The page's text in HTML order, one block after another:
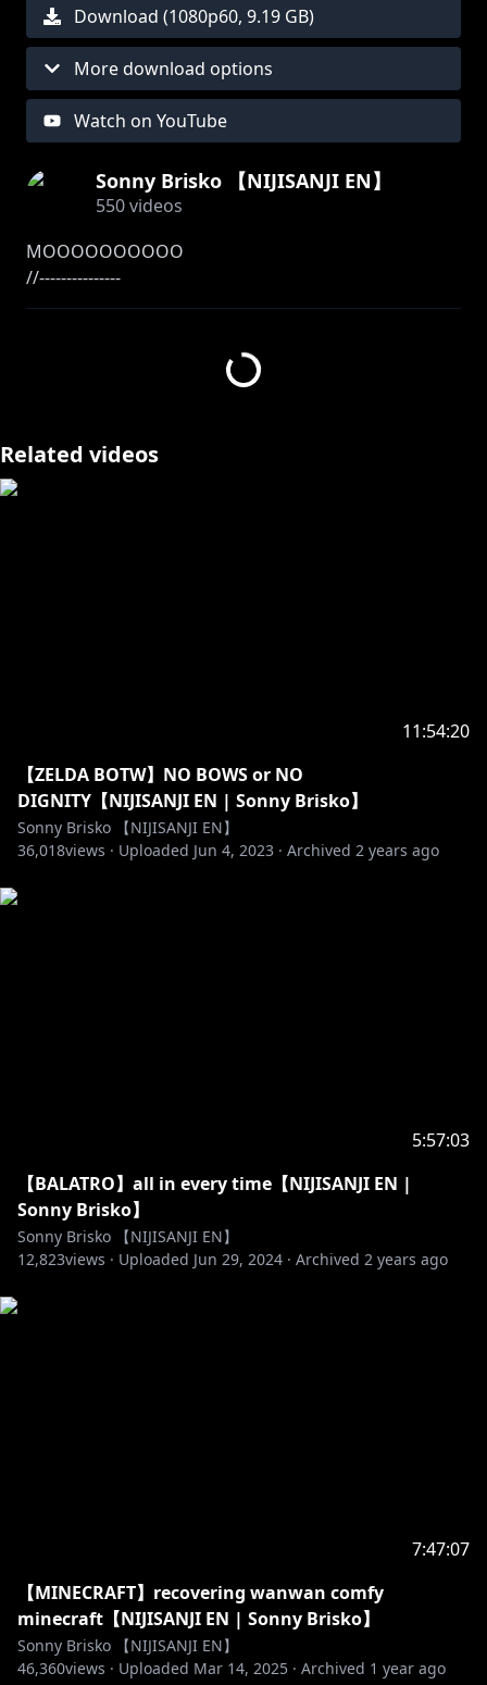
Download (1080p60, 9.19 GB)
More download options
Watch on YouTube
Sonny Brisko 【NIJISANJI EN】
550videos
MOOOOOOOOOO
//---------------
https://www.youtube.com/channel/UCuuAb_72QzK0
https://nijisanji-store.com/collections/sonny-brisko
Meme: #FunnyBrisko
Thumbnail: #Thumbjail
Clip tag: #Brisklips
Assets/Props: #Sonnsets
・Please keep chat on-topic.
・Do not talk about other VTubers or creators
unless I bring them up first. Likewise, please do not
mention me unprompted in other people's chats
と。同じように他の人のところで俺のことを話題にする
こともしないでね。
・コメントは英語か日本語だけでしてほしい。
・絵文字は1コメントにつき3つまでにしてほしい。
・俺が法だ。
Related videos
11:54:20
【ZELDA BOTW】NO BOWS or NO
DIGNITY【NIJISANJI EN | Sonny Brisko】
Sonny Brisko 【NIJISANJI EN】
36,018views · Uploaded Jun 4, 2023 · Archived 2 years ago
5:57:03
【BALATRO】all in every time【NIJISANJI EN |
Sonny Brisko】
Sonny Brisko 【NIJISANJI EN】
12,823views · Uploaded Jun 29, 2024 · Archived 2 years ago
7:47:07
【MINECRAFT】recovering wanwan comfy
minecraft【NIJISANJI EN | Sonny Brisko】
Sonny Brisko 【NIJISANJI EN】
46,360views · Uploaded Mar 14, 2025 · Archived 1 year ago